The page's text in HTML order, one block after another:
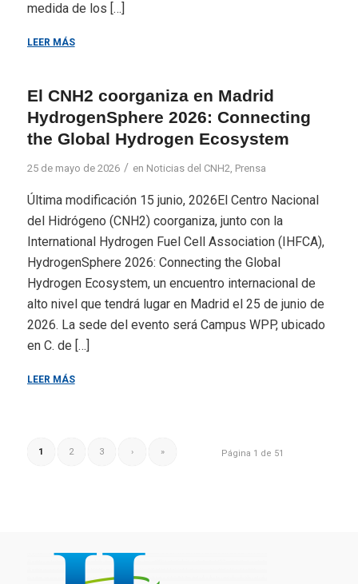
medida de los […]
LEER MÁS
El CNH2 coorganiza en Madrid
HydrogenSphere 2026: Connecting
the Global Hydrogen Ecosystem
25 de mayo de 2026 / en Noticias del CNH2, Prensa
Última modificación 15 junio, 2026El Centro Nacional
del Hidrógeno (CNH2) coorganiza, junto con la
International Hydrogen Fuel Cell Association (IHFCA),
HydrogenSphere 2026: Connecting the Global
Hydrogen Ecosystem, un encuentro internacional de
alto nivel que tendrá lugar en Madrid el 25 de junio de
2026. La sede del evento será Campus WPP, ubicado
en C. de […]
LEER MÁS
Página 1 de 51
1 2 3 › »